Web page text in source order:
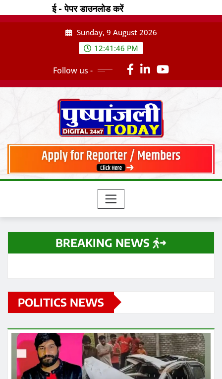
ई - पेपर डाउनलोड करें
Sunday, 9 August 2026
12:41:49 PM
Follow us -
BREAKING NEWS
POLITICS NEWS